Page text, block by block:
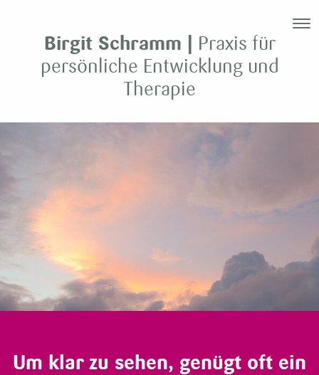
Birgit Schramm |
Praxis für
persönliche Entwicklung und
Therapie
Um klar zu sehen, genügt oft ein